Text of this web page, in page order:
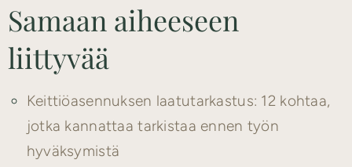
Samaan aiheeseen
liittyvää
Keittiöasennuksen laatutarkastus: 12 kohtaa,
jotka kannattaa tarkistaa ennen työn
hyväksymistä